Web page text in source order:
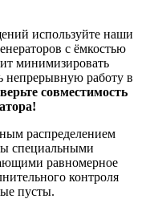
используйте наши
с ёмкостью
минимизировать
непрерывную работу в
совместимость
распределением
специальными
равномерное
контроля
пусты.